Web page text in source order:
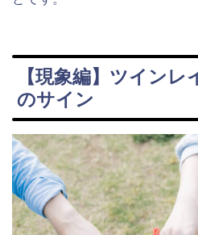
【現象編】ツイン
のサイン